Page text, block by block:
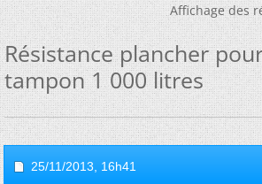
Affichage des
Résistance plancher
tampon 1 000 litres
25/11/2013, 16h41